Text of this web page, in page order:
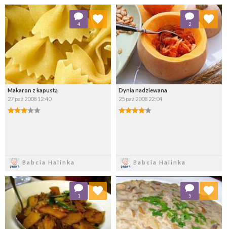
Makaron z kapustą
27 paź 2008 12:40
Babcia Halinka
4
Dodaj do ulubionych
Wybierz listę:
Dynia nadziewana
25 paź 2008 22:04
Babcia Halinka
2
Dodaj do ulubionych
Wybierz listę:
1
Dodaj do ulubionych
Wybierz listę:
5
Dodaj do ulubionych
Wybierz listę: